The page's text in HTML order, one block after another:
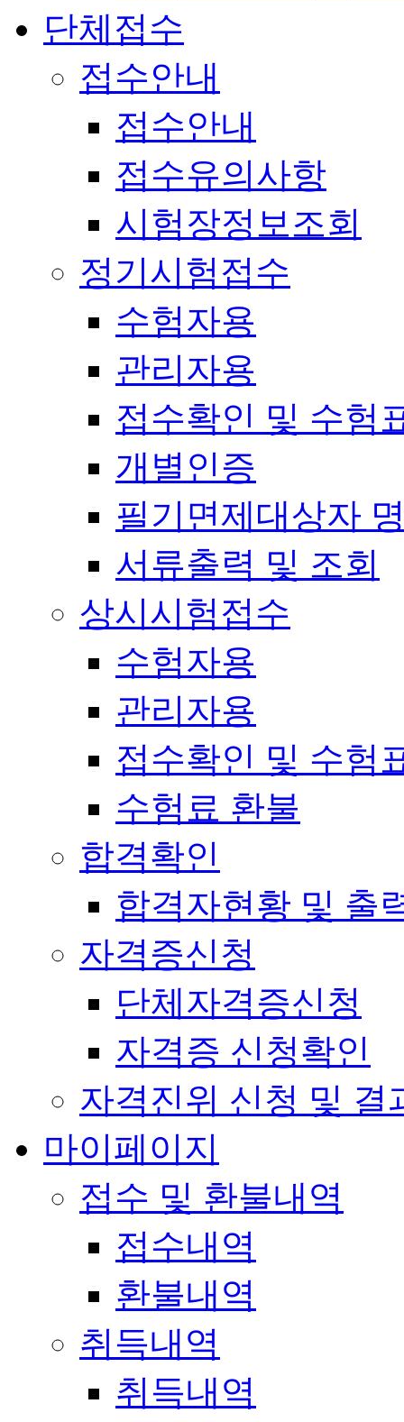
단체접수
접수안내
접수안내
접수유의사항
시험장정보조회
정기시험접수
수험자용
관리자용
접수확인 및 수험
개별인증
필기면제대상자
서류출력 및 조회
상시시험접수
수험자용
관리자용
접수확인 및 수험
수험료 환불
합격확인
합격자현황 및 출
자격증신청
단체자격증신청
자격증 신청확인
자격진위 신청 및 결
마이페이지
접수 및 환불내역
접수내역
환불내역
취득내역
취득내역